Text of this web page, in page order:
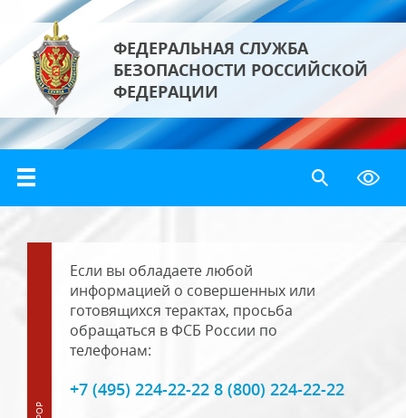
ФЕДЕРАЛЬНАЯ СЛУЖБА
БЕЗОПАСНОСТИ РОССИЙСКОЙ
ФЕДЕРАЦИИ
Если вы обладаете любой
информацией о совершенных или
готовящихся терактах, просьба
обращаться в ФСБ России по
телефонам:
+7 (495) 224-22-22 8 (800) 224-22-22